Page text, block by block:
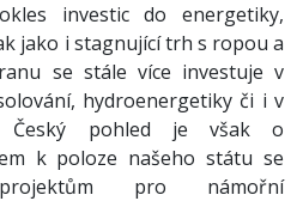
investic do energetiky,
jako i stagnující trh s ropou a
se stále více investuje v
hydroenergetiky či i v
Český pohled je však o
k poloze našeho státu se
pro námořní